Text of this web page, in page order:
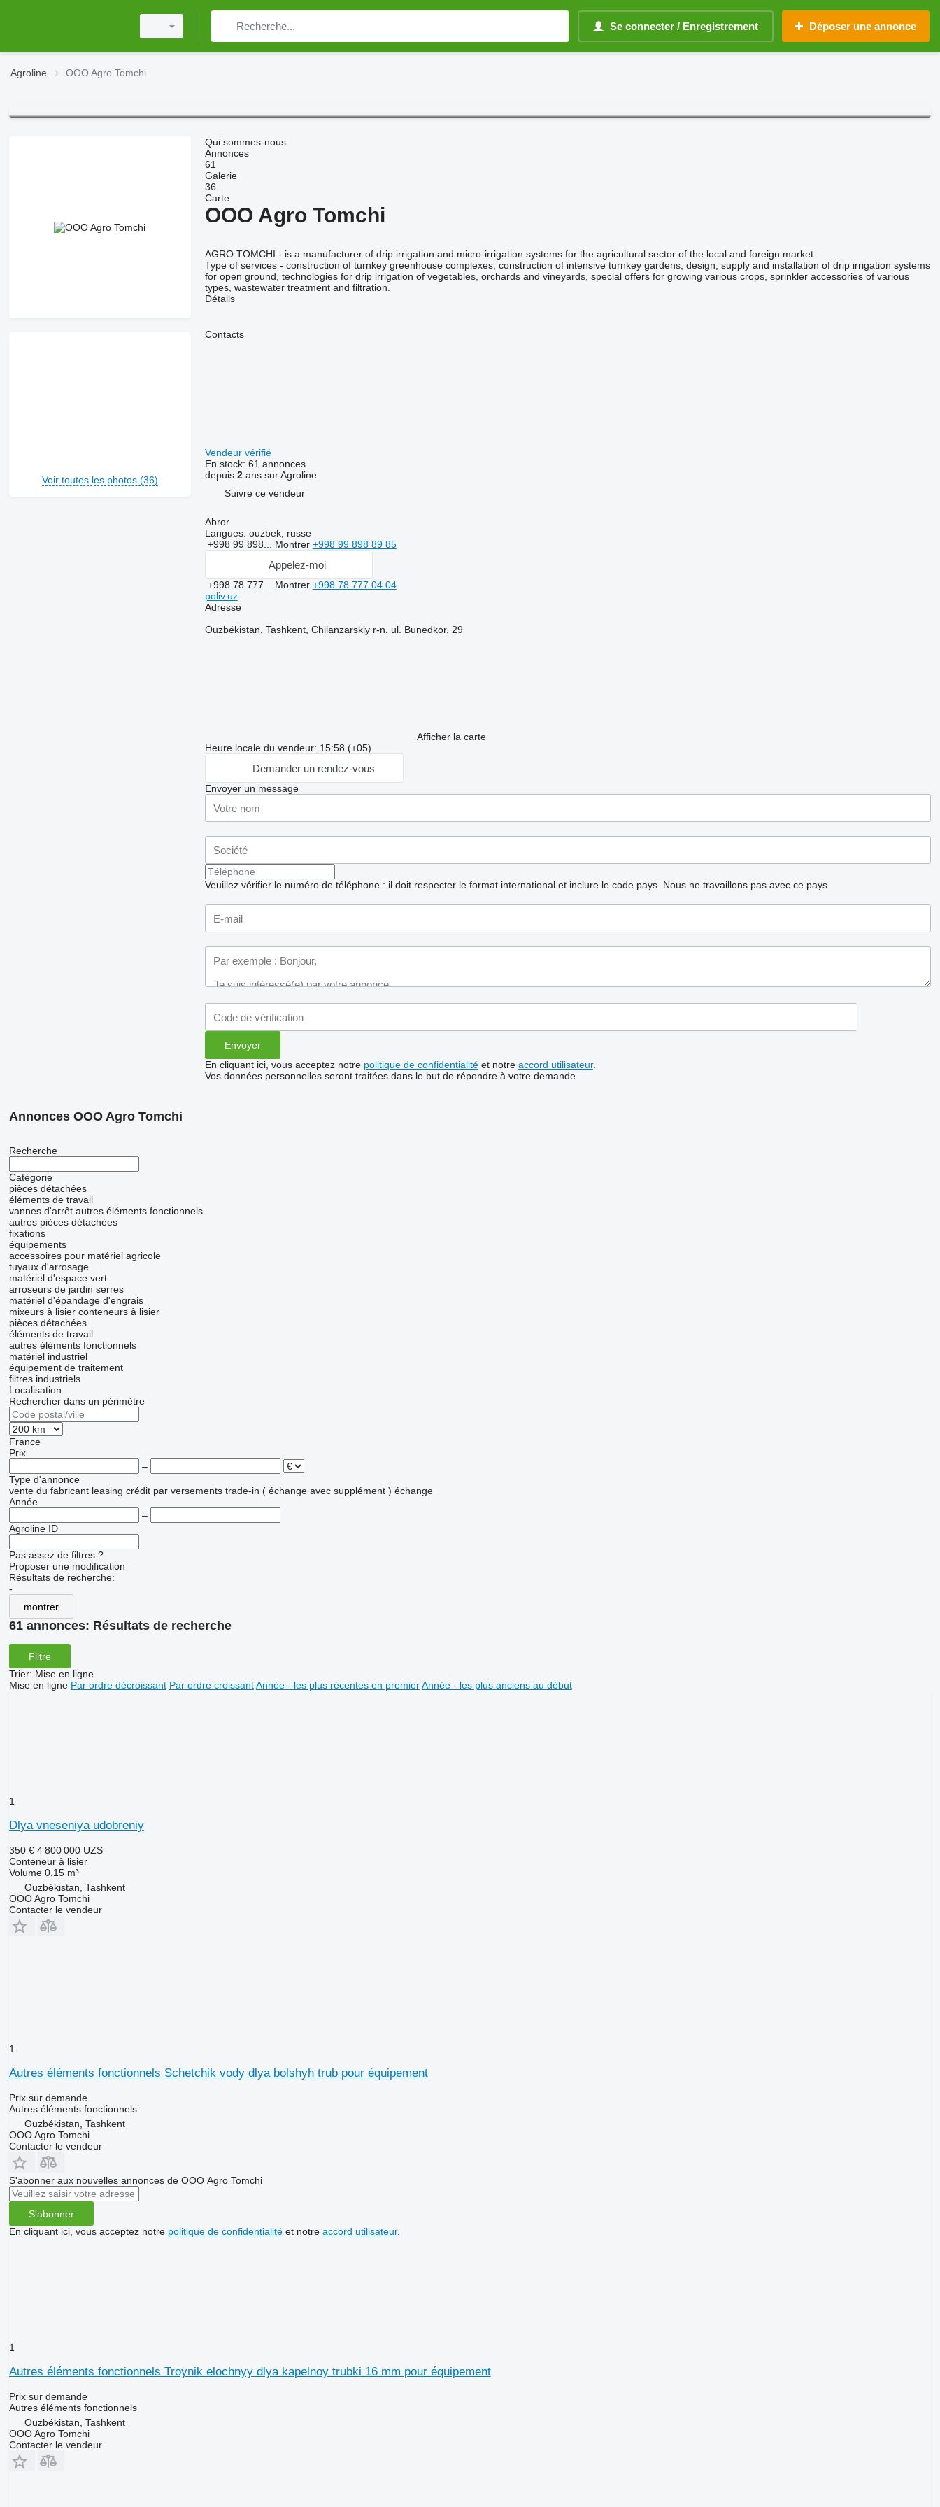
Se connecter / Enregistrement Déposer une annonce
Agroline OOO Agro Tomchi
Voir toutes les photos (36)
Qui sommes-nous
Annonces
61
Galerie
36
Carte
OOO Agro Tomchi
AGRO TOMCHI - is a manufacturer of drip irrigation and micro-irrigation systems for the agricultural sector of the local and foreign market.
Type of services - construction of turnkey greenhouse complexes, construction of intensive turnkey gardens, design, supply and installation of drip irrigation systems
for open ground, technologies for drip irrigation of vegetables, orchards and vineyards, special offers for growing various crops, sprinkler accessories of various
types, wastewater treatment and filtration.
Détails
Contacts
Vendeur vérifié
En stock: 61 annonces
depuis 2ans sur Agroline
Suivre ce vendeur
Abror
Langues: ouzbek, russe
+998 99 898... Montrer +998 99 898 89 85
Appelez-moi
+998 78 777... Montrer +998 78 777 04 04
poliv.uz
Adresse
Ouzbékistan, Tashkent, Chilanzarskiy r-n. ul. Bunedkor, 29
Afficher la carte
Heure locale du vendeur: 15:58 (+05)
Demander un rendez-vous
Envoyer un message
Veuillez vérifier le numéro de téléphone : il doit respecter le format international et inclure le code pays. Nous ne travaillons pas avec ce pays
En cliquant ici, vous acceptez notre politique de confidentialitéet notre accord utilisateur.
Vos données personnelles seront traitées dans le but de répondre à votre demande.
Annonces OOO Agro Tomchi
Recherche
Catégorie
pièces détachées
éléments de travail
vannes d'arrêt autres éléments fonctionnels
autres pièces détachées
fixations
équipements
accessoires pour matériel agricole
tuyauх d'arrosage
matériel d'espace vert
arroseurs de jardin serres
matériel d'épandage d'engrais
mixeurs à lisier conteneurs à lisier
pièces détachées
éléments de travail
autres éléments fonctionnels
matériel industriel
équipement de traitement
filtres industriels
Localisation
Rechercher dans un périmètre
France
Prix
–
Type d'annonce
vente du fabricant leasing crédit par versements trade-in ( échange avec supplément ) échange
Année
–
Agroline ID
Pas assez de filtres ?
Proposer une modification
Résultats de recherche:
-
montrer
61 annonces: Résultats de recherche
Filtre
Trier: Mise en ligne
Mise en ligne Par ordre décroissant Par ordre croissant Année - les plus récentes en premier Année - les plus anciens au début
1
Dlya vneseniya udobreniy
350 € 4 800 000 UZS
Conteneur à lisier
Volume 0,15 m³
Ouzbékistan, Tashkent
OOO Agro Tomchi
Contacter le vendeur
1
Autres éléments fonctionnels Schetchik vody dlya bolshyh trub pour équipement
Prix sur demande
Autres éléments fonctionnels
Ouzbékistan, Tashkent
OOO Agro Tomchi
Contacter le vendeur
S'abonner aux nouvelles annonces de ООО Agro Tomchi
S'abonner
En cliquant ici, vous acceptez notre politique de confidentialitéet notre accord utilisateur.
1
Autres éléments fonctionnels Troynik elochnyy dlya kapelnoy trubki 16 mm pour équipement
Prix sur demande
Autres éléments fonctionnels
Ouzbékistan, Tashkent
OOO Agro Tomchi
Contacter le vendeur